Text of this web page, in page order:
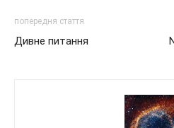
попередня стаття
Дивне питання